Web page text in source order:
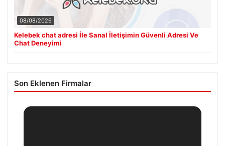
08/08/2026
Kelebek chat adresi İle Sanal İletişimin Güvenli Adresi Ve
Chat Deneyimi
Son Eklenen Firmalar